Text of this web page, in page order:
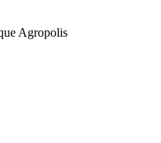
Agropolis